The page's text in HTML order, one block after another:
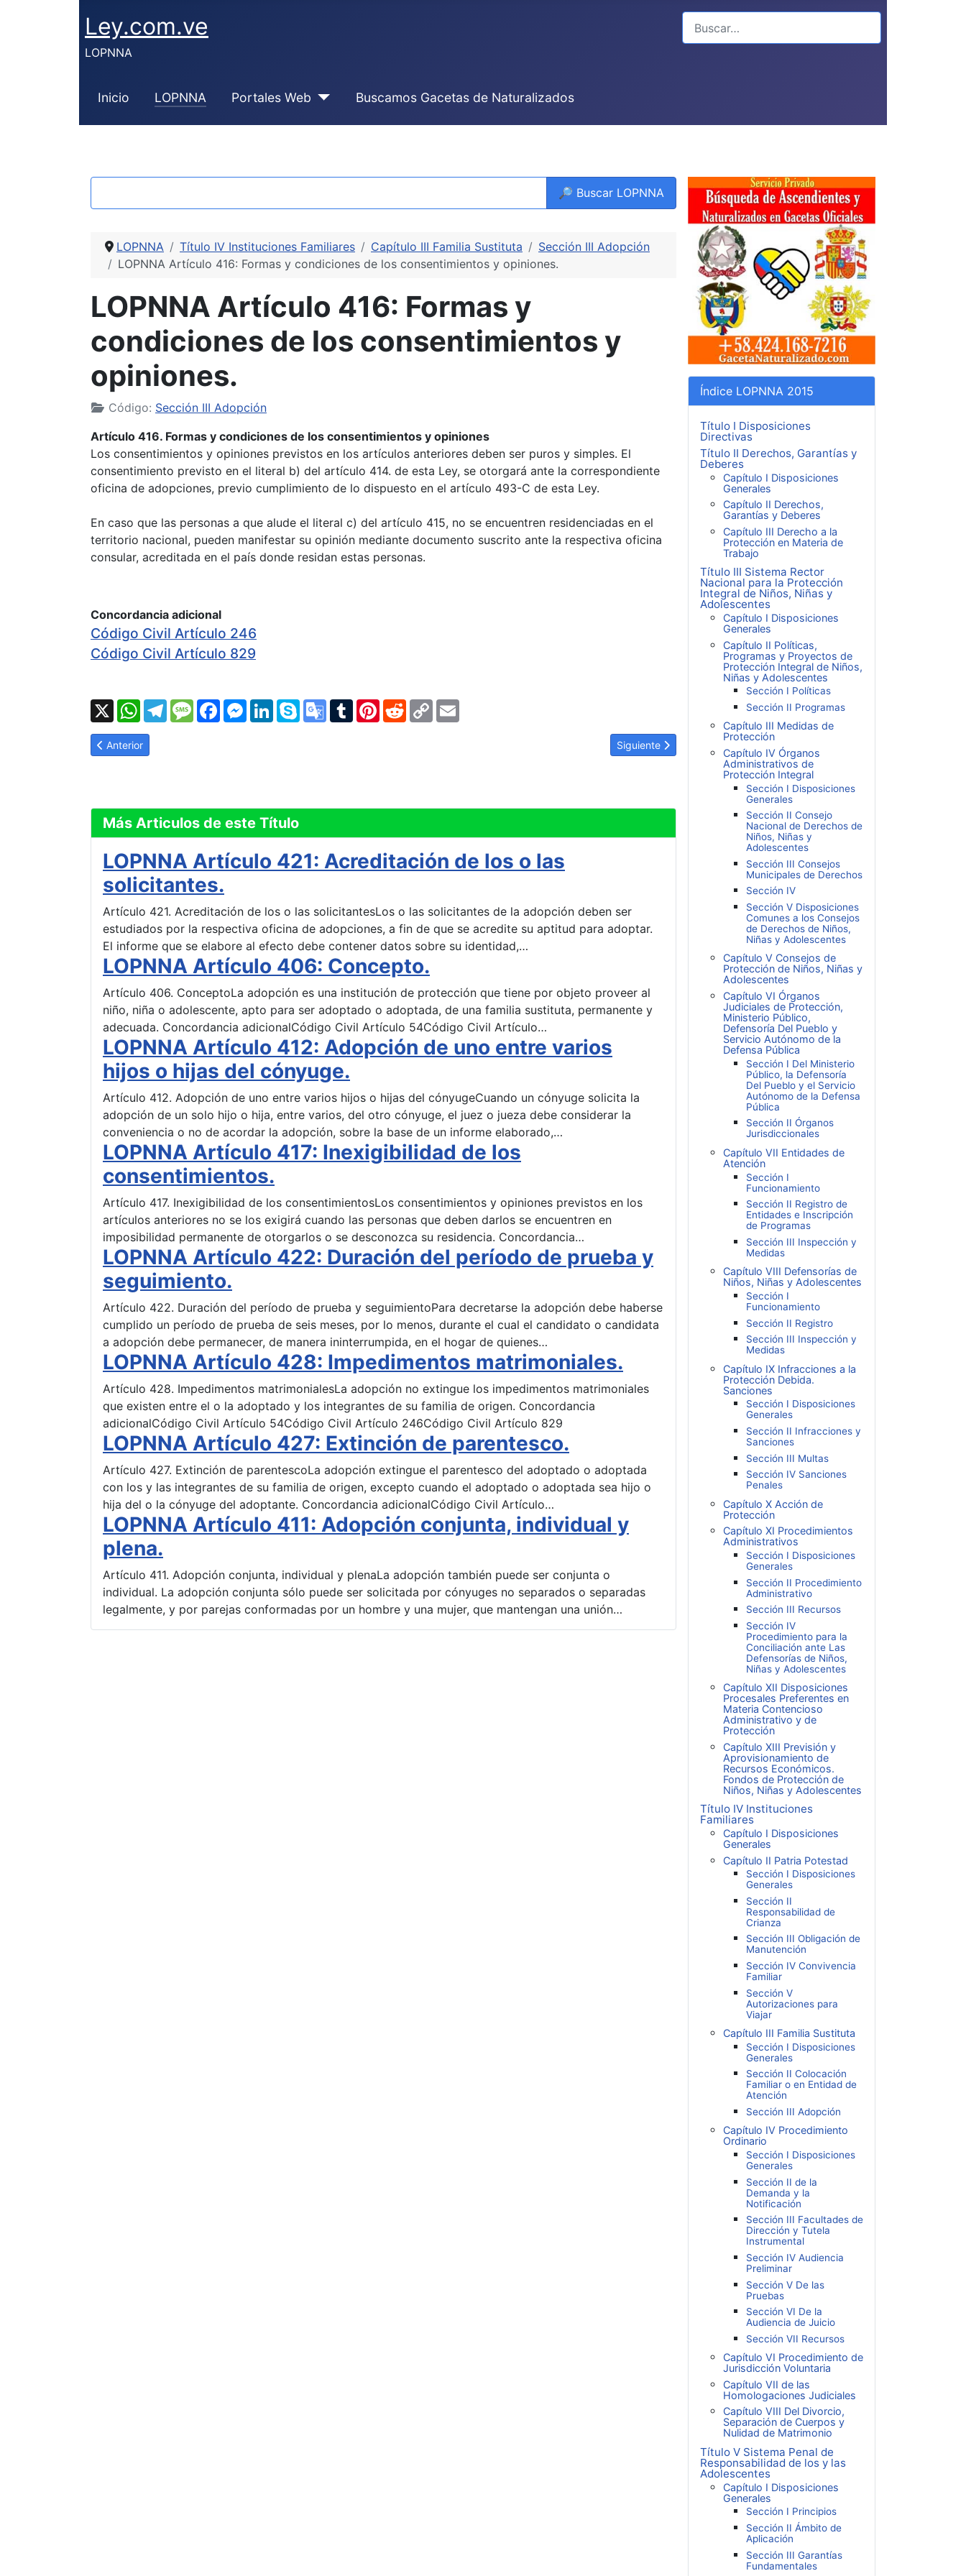
Ley.com.ve
LOPNNA
Inicio LOPNNA Portales Web Buscamos Gacetas de Naturalizados
🔎 Buscar LOPNNA
LOPNNA Título IV Instituciones Familiares Capítulo III Familia Sustituta
Sección III Adopción
LOPNNA Artículo 416: Formas y condiciones de los consentimientos y opiniones.
LOPNNA Artículo 416: Formas y
condiciones de los consentimientos y
opiniones.
Código: Sección III Adopción
Artículo 416. Formas y condiciones de los consentimientos y opiniones
Los consentimientos y opiniones previstos en los artículos anteriores deben ser puros y simples. El
consentimiento previsto en el literal b) del artículo 414. de esta Ley, se otorgará ante la correspondiente
oficina de adopciones, previo cumplimiento de lo dispuesto en el artículo 493-C de esta Ley.
En caso que las personas a que alude el literal c) del artículo 415, no se encuentren residenciadas en el
territorio nacional, pueden manifestar su opinión mediante documento suscrito ante la respectiva oficina
consular, acreditada en el país donde residan estas personas.
Concordancia adicional
Código Civil Artículo 246
Código Civil Artículo 829
X WhatsApp
TelegramMessageFacebook
Messenger
LinkedInSkypeGoogleTumblrPinterestRedditCopy
Artículo anterior: LOPNNA Artículo 415: Opiniones.
Anterior Artículo siguiente: LOPNNA Artículo 417: Inexigibilidad de los
Siguiente
Más Articulos de este Título
LOPNNA Artículo 421: Acreditación de los o las
solicitantes.
Artículo 421. Acreditación de los o las solicitantesLos o las solicitantes de la adopción deben ser
estudiados por la respectiva oficina de adopciones, a fin de que se acredite su aptitud para adoptar.
El informe que se elabore al efecto debe contener datos sobre su identidad,…
LOPNNA Artículo 406: Concepto.
Artículo 406. ConceptoLa adopción es una institución de protección que tiene por objeto proveer al
niño, niña o adolescente, apto para ser adoptado o adoptada, de una familia sustituta, permanente y
adecuada. Concordancia adicionalCódigo Civil Artículo 54Código Civil Artículo…
LOPNNA Artículo 412: Adopción de uno entre varios
hijos o hijas del cónyuge.
Artículo 412. Adopción de uno entre varios hijos o hijas del cónyugeCuando un cónyuge solicita la
adopción de un solo hijo o hija, entre varios, del otro cónyuge, el juez o jueza debe considerar la
conveniencia o no de acordar la adopción, sobre la base de un informe elaborado,…
LOPNNA Artículo 417: Inexigibilidad de los
consentimientos.
Artículo 417. Inexigibilidad de los consentimientosLos consentimientos y opiniones previstos en los
artículos anteriores no se los exigirá cuando las personas que deben darlos se encuentren en
imposibilidad permanente de otorgarlos o se desconozca su residencia. Concordancia…
LOPNNA Artículo 422: Duración del período de prueba y
seguimiento.
Artículo 422. Duración del período de prueba y seguimientoPara decretarse la adopción debe haberse
cumplido un período de prueba de seis meses, por lo menos, durante el cual el candidato o candidata
a adopción debe permanecer, de manera ininterrumpida, en el hogar de quienes…
LOPNNA Artículo 428: Impedimentos matrimoniales.
Artículo 428. Impedimentos matrimonialesLa adopción no extingue los impedimentos matrimoniales
que existen entre el o la adoptado y los integrantes de su familia de origen. Concordancia
adicionalCódigo Civil Artículo 54Código Civil Artículo 246Código Civil Artículo 829
LOPNNA Artículo 427: Extinción de parentesco.
Artículo 427. Extinción de parentescoLa adopción extingue el parentesco del adoptado o adoptada
con los y las integrantes de su familia de origen, excepto cuando el adoptado o adoptada sea hijo o
hija del o la cónyuge del adoptante. Concordancia adicionalCódigo Civil Artículo…
LOPNNA Artículo 411: Adopción conjunta, individual y
plena.
Artículo 411. Adopción conjunta, individual y plenaLa adopción también puede ser conjunta o
individual. La adopción conjunta sólo puede ser solicitada por cónyuges no separados o separadas
legalmente, y por parejas conformadas por un hombre y una mujer, que mantengan una unión…
Índice LOPNNA 2015
Título I Disposiciones
Directivas
Título II Derechos, Garantías y
Deberes
Capítulo I Disposiciones
Generales
Capítulo II Derechos,
Garantías y Deberes
Capítulo III Derecho a la
Protección en Materia de
Trabajo
Título III Sistema Rector
Nacional para la Protección
Integral de Niños, Niñas y
Adolescentes
Capítulo I Disposiciones
Generales
Capítulo II Políticas,
Programas y Proyectos de
Protección Integral de Niños,
Niñas y Adolescentes
Sección I Políticas
Sección II Programas
Capítulo III Medidas de
Protección
Capítulo IV Órganos
Administrativos de
Protección Integral
Sección I Disposiciones
Generales
Sección II Consejo
Nacional de Derechos de
Niños, Niñas y
Adolescentes
Sección III Consejos
Municipales de Derechos
Sección IV
Sección V Disposiciones
Comunes a los Consejos
de Derechos de Niños,
Niñas y Adolescentes
Capítulo V Consejos de
Protección de Niños, Niñas y
Adolescentes
Capítulo VI Órganos
Judiciales de Protección,
Ministerio Público,
Defensoría Del Pueblo y
Servicio Autónomo de la
Defensa Pública
Sección I Del Ministerio
Público, la Defensoría
Del Pueblo y el Servicio
Autónomo de la Defensa
Pública
Sección II Órganos
Jurisdiccionales
Capítulo VII Entidades de
Atención
Sección I
Funcionamiento
Sección II Registro de
Entidades e Inscripción
de Programas
Sección III Inspección y
Medidas
Capítulo VIII Defensorías de
Niños, Niñas y Adolescentes
Sección I
Funcionamiento
Sección II Registro
Sección III Inspección y
Medidas
Capítulo IX Infracciones a la
Protección Debida.
Sanciones
Sección I Disposiciones
Generales
Sección II Infracciones y
Sanciones
Sección III Multas
Sección IV Sanciones
Penales
Capítulo X Acción de
Protección
Capítulo XI Procedimientos
Administrativos
Sección I Disposiciones
Generales
Sección II Procedimiento
Administrativo
Sección III Recursos
Sección IV
Procedimiento para la
Conciliación ante Las
Defensorías de Niños,
Niñas y Adolescentes
Capítulo XII Disposiciones
Procesales Preferentes en
Materia Contencioso
Administrativo y de
Protección
Capítulo XIII Previsión y
Aprovisionamiento de
Recursos Económicos.
Fondos de Protección de
Niños, Niñas y Adolescentes
Título IV Instituciones
Familiares
Capítulo I Disposiciones
Generales
Capítulo II Patria Potestad
Sección I Disposiciones
Generales
Sección II
Responsabilidad de
Crianza
Sección III Obligación de
Manutención
Sección IV Convivencia
Familiar
Sección V
Autorizaciones para
Viajar
Capítulo III Familia Sustituta
Sección I Disposiciones
Generales
Sección II Colocación
Familiar o en Entidad de
Atención
Sección III Adopción
Capítulo IV Procedimiento
Ordinario
Sección I Disposiciones
Generales
Sección II de la
Demanda y la
Notificación
Sección III Facultades de
Dirección y Tutela
Instrumental
Sección IV Audiencia
Preliminar
Sección V De las
Pruebas
Sección VI De la
Audiencia de Juicio
Sección VII Recursos
Capítulo VI Procedimiento de
Jurisdicción Voluntaria
Capítulo VII de las
Homologaciones Judiciales
Capítulo VIII Del Divorcio,
Separación de Cuerpos y
Nulidad de Matrimonio
Título V Sistema Penal de
Responsabilidad de los y las
Adolescentes
Capítulo I Disposiciones
Generales
Sección I Principios
Sección II Ámbito de
Aplicación
Sección III Garantías
Fundamentales